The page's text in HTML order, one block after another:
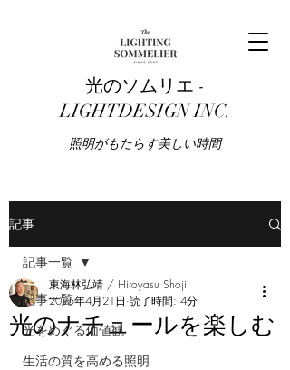
光のソムリエ -
LIGHTDESIGN INC.
​照明がもたらす美しい時間
記事
記事一覧
光をめぐる価値観
生活の質を高める照明
記事一覧
光のナチュールを楽しむ
東海林弘靖 / Hiroyasu Shoji
2025年4月21日 読了時間: 4分